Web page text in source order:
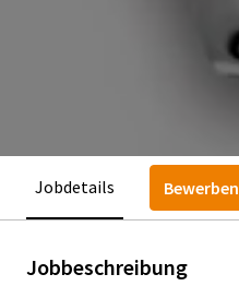
Jobdetails Bewerben
Jobbeschreibung